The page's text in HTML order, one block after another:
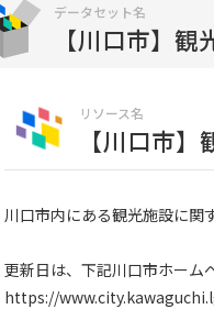
データセット名
【川口市】観
リソース名
【川口市
川口市内にある観光施設に関
更新日は、下記川口市ホーム
https://